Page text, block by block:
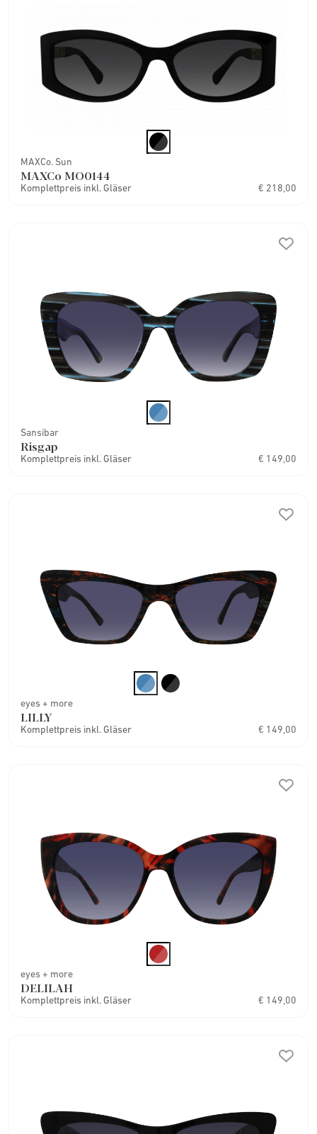
MAXCo. Sun
MAXCo MO0144
Komplettpreis inkl. Gläser € 218,00
Sansibar
Risgap
Komplettpreis inkl. Gläser € 149,00
eyes + more
LILLY
Komplettpreis inkl. Gläser € 149,00
eyes + more
DELILAH
Komplettpreis inkl. Gläser € 149,00